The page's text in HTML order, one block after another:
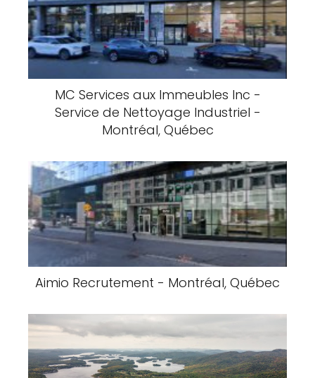
Fondation de l’école Saint-Gérard -
Montréal, Québec
ADDITION 2000 INC - Montréal, Québec
MC Services aux Immeubles Inc -
Service de Nettoyage Industriel -
Montréal, Québec